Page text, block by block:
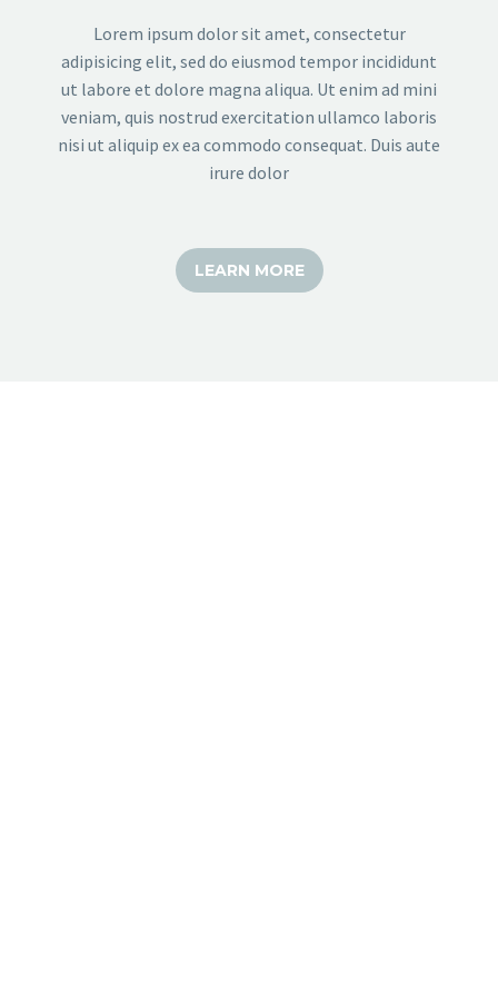
Lorem ipsum dolor sit amet, consectetur
adipisicing elit, sed do eiusmod tempor incididunt
ut labore et dolore magna aliqua. Ut enim ad mini
veniam, quis nostrud exercitation ullamco laboris
nisi ut aliquip ex ea commodo consequat. Duis aute
irure dolor
LEARN MORE